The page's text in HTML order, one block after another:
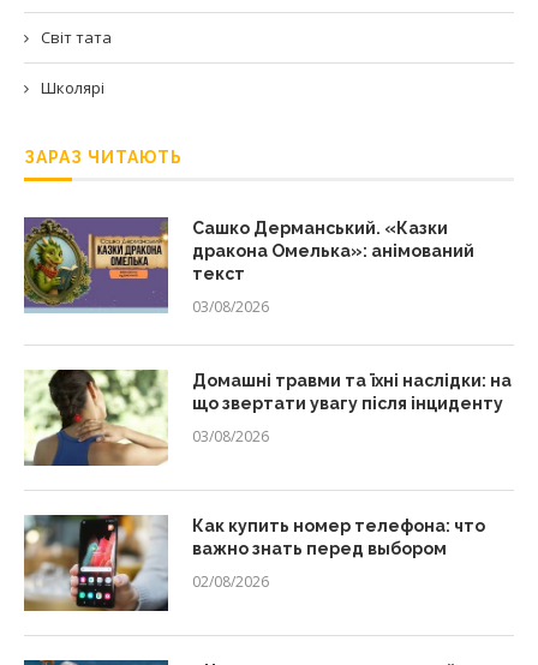
Світ тата
Школярі
ЗАРАЗ ЧИТАЮТЬ
Сашко Дерманський. «Казки
дракона Омелька»: анімований
текст
03/08/2026
Домашні травми та їхні наслідки: на
що звертати увагу після інциденту
03/08/2026
Как купить номер телефона: что
важно знать перед выбором
02/08/2026